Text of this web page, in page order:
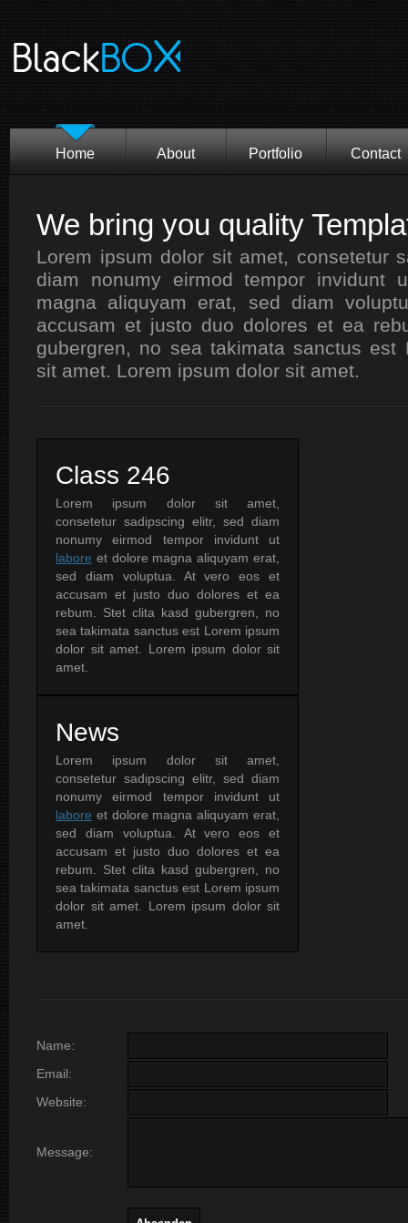
Home About Portfolio Contact
We bring you quality
Lorem ipsum dolor sit amet, consetetur
diam nonumy eirmod tempor invidunt
magna aliquyam erat, sed diam
accusam et justo duo dolores et ea
gubergren, no sea takimata sanctus est
sit amet. Lorem ipsum dolor sit amet.
Class 246
Lorem ipsum dolor sit amet,
consetetur sadipscing elitr, sed diam
nonumy eirmod tempor invidunt ut
labore et dolore magna aliquyam erat,
sed diam voluptua. At vero eos et
accusam et justo duo dolores et ea
rebum. Stet clita kasd gubergren, no
sea takimata sanctus est Lorem ipsum
dolor sit amet. Lorem ipsum dolor sit
amet.
News
Lorem ipsum dolor sit amet,
consetetur sadipscing elitr, sed diam
nonumy eirmod tempor invidunt ut
labore et dolore magna aliquyam erat,
sed diam voluptua. At vero eos et
accusam et justo duo dolores et ea
rebum. Stet clita kasd gubergren, no
sea takimata sanctus est Lorem ipsum
dolor sit amet. Lorem ipsum dolor sit
amet.
Name:
Email:
Website:
Message: